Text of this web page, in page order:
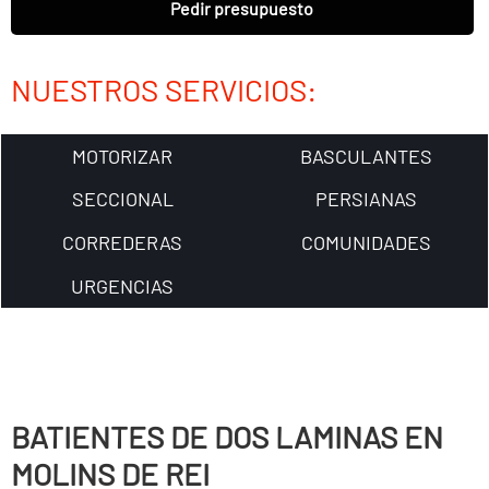
Pedir presupuesto
NUESTROS SERVICIOS:
MOTORIZAR
BASCULANTES
SECCIONAL
PERSIANAS
CORREDERAS
COMUNIDADES
URGENCIAS
BATIENTES DE DOS LAMINAS EN
MOLINS DE REI